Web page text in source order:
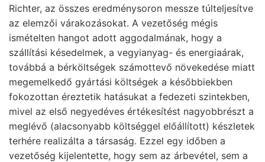
Richter, az összes eredménysoron messze túlteljesítve
az elemzői várakozásokat. A vezetőség mégis
ismételten hangot adott aggodalmának, hogy a
szállítási késedelmek, a vegyianyag- és energiaárak,
továbbá a bérköltségek számottevő növekedése miatt
megemelkedő gyártási költségek a későbbiekben
fokozottan éreztetik hatásukat a fedezeti szintekben,
mivel az első negyedéves értékesítést nagyobbrészt a
meglévő (alacsonyabb költséggel előállított) készletek
terhére realizálta a társaság. Ezzel egy időben a
vezetőség kijelentette, hogy sem az árbevétel, sem a